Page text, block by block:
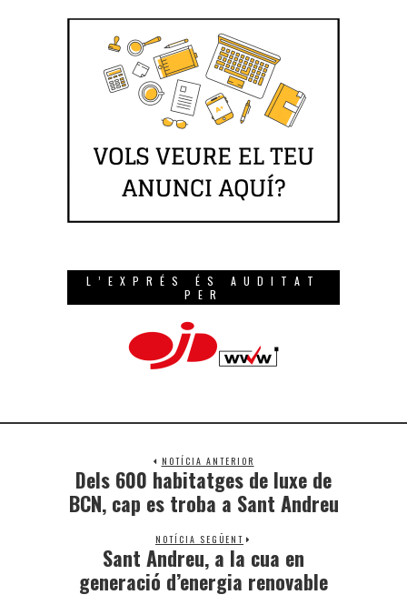
L’EXPRÉS ÉS AUDITAT
PER
NOTÍCIA ANTERIOR
Dels 600 habitatges de luxe de
BCN, cap es troba a Sant Andreu
NOTÍCIA SEGÜENT
Sant Andreu, a la cua en
generació d’energia renovable